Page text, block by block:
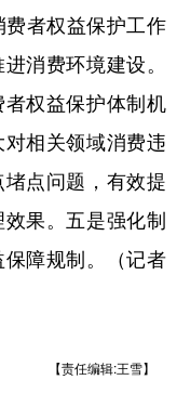
者权益保护工作
消费环境建设。
权益保护体制机
相关领域消费违
点问题，有效提
果。五是强化制
障规制。（记者
【责任编辑:王雪】